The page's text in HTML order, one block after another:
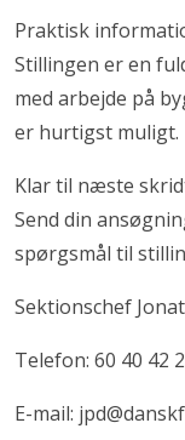
Praktisk
Stillingen er en
med arbejde på
er hurtigst muligt.
Klar til næste
Send din
spørgsmål til
Sektionschef
Telefon: 60 40 42
E-mail: